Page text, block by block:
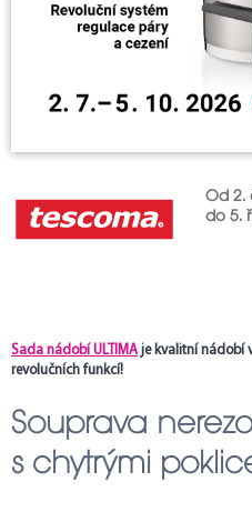
Od 2.
do 5.
Sada nádobí ULTIMAje kvalitní nádobí
revolučních funkcí!
Souprava
s chytrými